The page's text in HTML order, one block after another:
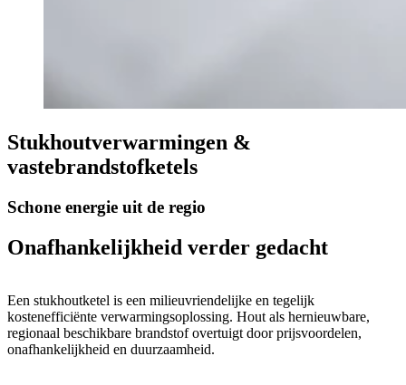
Stukhoutverwarmingen &
vastebrandstofketels
Schone energie uit de regio
Onafhankelijkheid verder gedacht
Een stukhoutketel is een milieuvriendelijke en tegelijk
kostenefficiënte verwarmingsoplossing. Hout als hernieuwbare,
regionaal beschikbare brandstof overtuigt door prijsvoordelen,
onafhankelijkheid en duurzaamheid.